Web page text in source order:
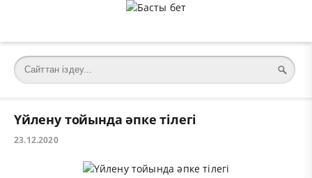
Үйлену тойында әпке тілегі
23.12.2020